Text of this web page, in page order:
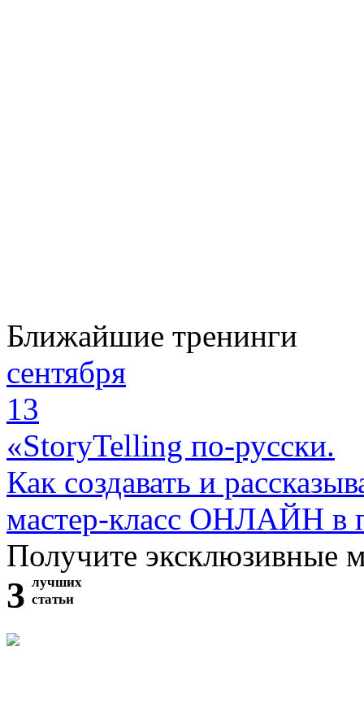
Ближайшие тренинги
сентября
13
«StoryTelling по-русски.
Как создавать и
мастер-класс ОНЛАЙН в
Получите эксклюзивные
3 лучших
статьи